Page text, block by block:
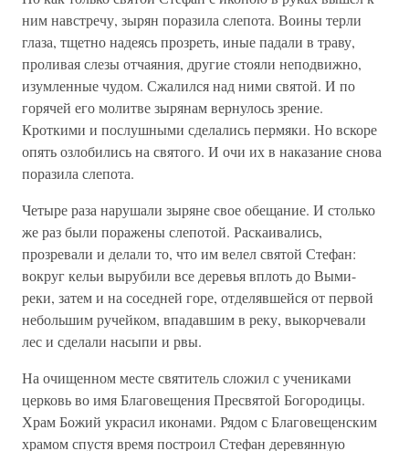
ним навстречу, зырян поразила слепота. Воины терли
глаза, тщетно надеясь прозреть, иные падали в траву,
проливая слезы отчаяния, другие стояли неподвижно,
изумленные чудом. Сжалился над ними святой. И по
горячей его молитве зырянам вернулось зрение.
Кроткими и послушными сделались пермяки. Но вскоре
опять озлобились на святого. И очи их в наказание снова
поразила слепота.
Четыре раза нарушали зыряне свое обещание. И столько
же раз были поражены слепотой. Раскаивались,
прозревали и делали то, что им велел святой Стефан:
вокруг кельи вырубили все деревья вплоть до Выми-
реки, затем и на соседней горе, отделявшейся от первой
небольшим ручейком, впадавшим в реку, выкорчевали
лес и сделали насыпи и рвы.
На очищенном месте святитель сложил с учениками
церковь во имя Благовещения Пресвятой Богородицы.
Храм Божий украсил иконами. Рядом с Благовещенским
храмом спустя время построил Стефан деревянную